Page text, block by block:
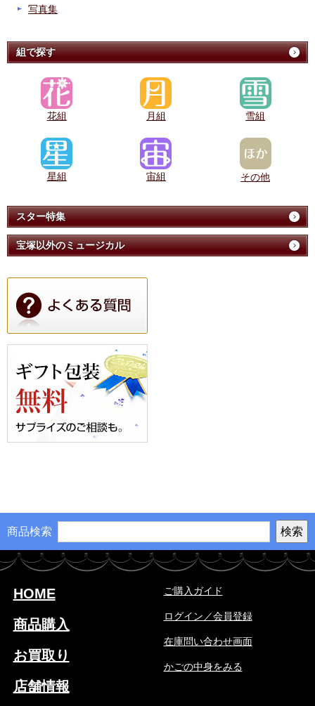
写真集
組で探す
花組 月組 雪組
星組 宙組 その他
スター特集
宝塚以外のミュージカル
商品検索
HOME
商品購入
お買取り
店舗情報
ご購入ガイド
ログイン／会員登録
在庫問い合わせ画面
かごの中身をみる